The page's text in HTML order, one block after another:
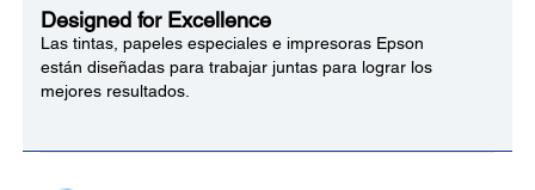
Designed for Excellence
Las tintas, papeles especiales e impresoras Epson
están diseñadas para trabajar juntas para lograr los
mejores resultados.